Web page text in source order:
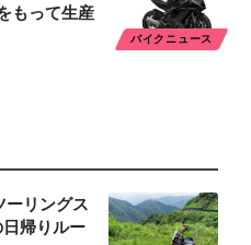
バイクニュース
もって生産
ーリングス
帰りルー